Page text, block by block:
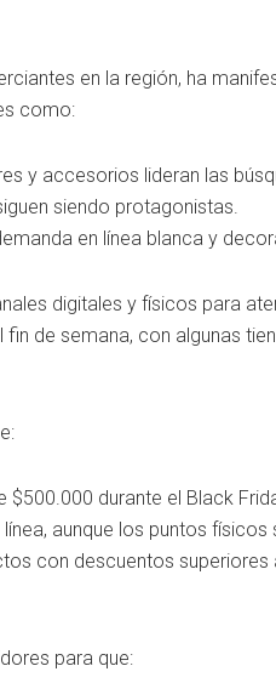
en la región, ha
como:
y accesorios lideran las
siendo protagonistas.
en línea blanca y
digitales y físicos para
de semana, con algunas
durante el Black
aunque los puntos físicos
con descuentos
para que: